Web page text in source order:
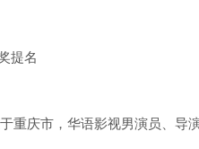
提名
庆市，华语影视男演员、导演